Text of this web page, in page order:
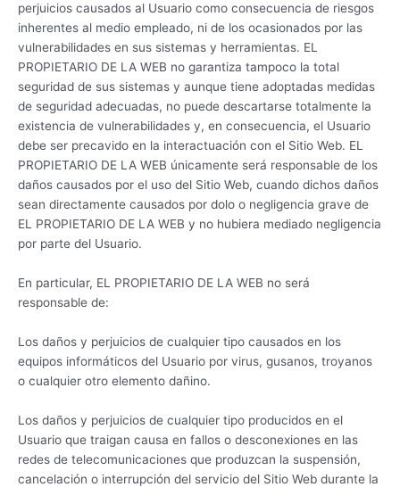
perjuicios causados al Usuario como consecuencia de riesgos
inherentes al medio empleado, ni de los ocasionados por las
vulnerabilidades en sus sistemas y herramientas. EL
PROPIETARIO DE LA WEB no garantiza tampoco la total
seguridad de sus sistemas y aunque tiene adoptadas medidas
de seguridad adecuadas, no puede descartarse totalmente la
existencia de vulnerabilidades y, en consecuencia, el Usuario
debe ser precavido en la interactuación con el Sitio Web. EL
PROPIETARIO DE LA WEB únicamente será responsable de los
daños causados por el uso del Sitio Web, cuando dichos daños
sean directamente causados por dolo o negligencia grave de
EL PROPIETARIO DE LA WEB y no hubiera mediado negligencia
por parte del Usuario.
En particular, EL PROPIETARIO DE LA WEB no será
responsable de:
Los daños y perjuicios de cualquier tipo causados en los
equipos informáticos del Usuario por virus, gusanos, troyanos
o cualquier otro elemento dañino.
Los daños y perjuicios de cualquier tipo producidos en el
Usuario que traigan causa en fallos o desconexiones en las
redes de telecomunicaciones que produzcan la suspensión,
cancelación o interrupción del servicio del Sitio Web durante la